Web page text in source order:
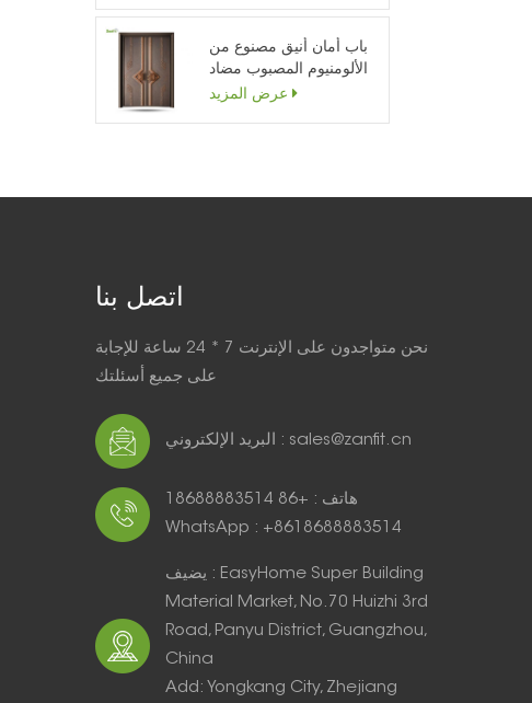
باب أمان أنيق مصنوع من
الألومنيوم المصبوب مضاد
للرصاص
عرض المزيد
اتصل بنا
نحن متواجدون على الإنترنت 7 * 24 ساعة للإجابة
على جميع أسئلتك
البريد الإلكتروني : sales@zanfit.cn
هاتف : +86 18688883514
WhatsApp : +8618688883514
يضيف : EasyHome Super Building
Material Market, No.70 Huizhi 3rd
Road, Panyu District, Guangzhou,
China
Add: Yongkang City, Zhejiang